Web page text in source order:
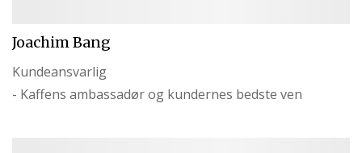
Joachim Bang
Kundeansvarlig
- Kaffens ambassadør og kundernes bedste ven